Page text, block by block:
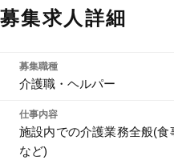
募集求人詳細
募集職種
介護職・ヘルパー
仕事内容
施設内での介護業務全般(
など)